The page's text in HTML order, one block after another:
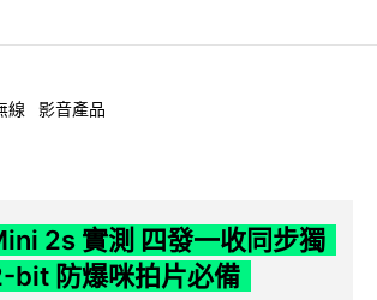
線 影音產品
2s 實測 四發一收同步獨
bit 防爆咪拍片必備